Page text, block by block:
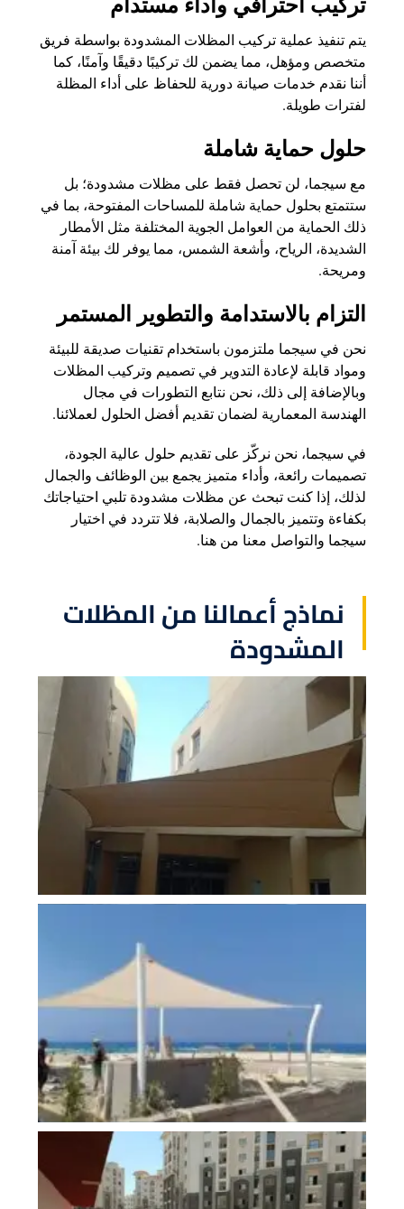
تركيب احترافي وأداء مستدام
يتم تنفيذ عملية تركيب المظلات المشدودة بواسطة فريق
متخصص ومؤهل، مما يضمن لك تركيبًا دقيقًا وآمنًا، كما
أننا نقدم خدمات صيانة دورية للحفاظ على أداء المظلة
لفترات طويلة.
حلول حماية شاملة
مع سيجما، لن تحصل فقط على مظلات مشدودة؛ بل
ستتمتع بحلول حماية شاملة للمساحات المفتوحة، بما في
ذلك الحماية من العوامل الجوية المختلفة مثل الأمطار
الشديدة، الرياح، وأشعة الشمس، مما يوفر لك بيئة آمنة
ومريحة.
التزام بالاستدامة والتطوير المستمر
نحن في سيجما ملتزمون باستخدام تقنيات صديقة للبيئة
ومواد قابلة لإعادة التدوير في تصميم وتركيب المظلات
وبالإضافة إلى ذلك، نحن نتابع التطورات في مجال
الهندسة المعمارية لضمان تقديم أفضل الحلول لعملائنا.
في سيجما، نحن نركّز على تقديم حلول عالية الجودة،
تصميمات رائعة، وأداء متميز يجمع بين الوظائف والجمال
لذلك، إذا كنت تبحث عن مظلات مشدودة تلبي احتياجاتك
بكفاءة وتتميز بالجمال والصلابة، فلا تتردد في اختيار
سيجما والتواصل معنا منهنا.
نماذج أعمالنا من المظلات
المشدودة